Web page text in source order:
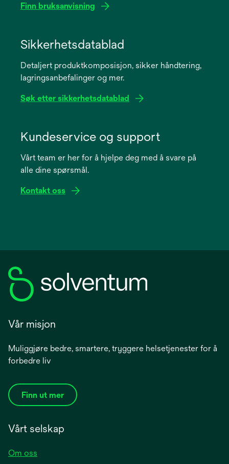
Finn bruksanvisning
new
Sikkerhetsdatablad
Detaljert produktkomposisjon, sikker håndtering,
lagringsanbefalinger og mer.
Søk etter sikkerhetsdatablad
new
Kundeservice og support
Vårt team er her for å hjelpe deg med å svare på
alle dine spørsmål.
Kontakt oss
Vår misjon
Muliggjøre bedre, smartere, tryggere helsetjenester for å
forbedre liv
Finn ut mer
Vårt selskap
Om oss